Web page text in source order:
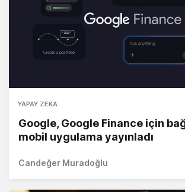
YAPAY ZEKA
Google, Google Finance için
mobil uygulama yayınladı
Candeğer Muradoğlu